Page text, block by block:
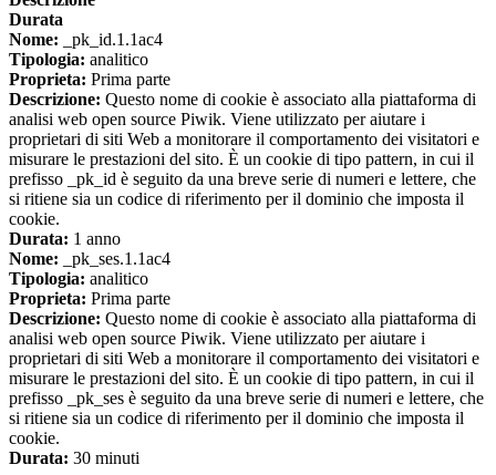
Durata
Nome: _pk_id.1.1ac4
Tipologia: analitico
Proprieta: Prima parte
Descrizione: Questo nome di cookie è associato alla piattaforma di
analisi web open source Piwik. Viene utilizzato per aiutare i
proprietari di siti Web a monitorare il comportamento dei visitatori e
misurare le prestazioni del sito. È un cookie di tipo pattern, in cui il
prefisso _pk_id è seguito da una breve serie di numeri e lettere, che
si ritiene sia un codice di riferimento per il dominio che imposta il
cookie.
Durata: 1 anno
Nome: _pk_ses.1.1ac4
Tipologia: analitico
Proprieta: Prima parte
Descrizione: Questo nome di cookie è associato alla piattaforma di
analisi web open source Piwik. Viene utilizzato per aiutare i
proprietari di siti Web a monitorare il comportamento dei visitatori e
misurare le prestazioni del sito. È un cookie di tipo pattern, in cui il
prefisso _pk_ses è seguito da una breve serie di numeri e lettere, che
si ritiene sia un codice di riferimento per il dominio che imposta il
cookie.
Durata: 30 minuti